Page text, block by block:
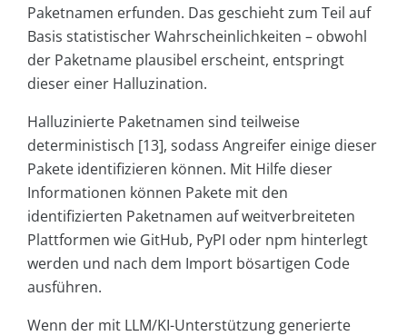
Paketnamen erfunden. Das geschieht zum Teil auf
Basis statistischer Wahrscheinlichkeiten – obwohl
der Paketname plausibel erscheint, entspringt
dieser einer Halluzination.
Halluzinierte Paketnamen sind teilweise
deterministisch [13], sodass Angreifer einige dieser
Pakete identifizieren können. Mit Hilfe dieser
Informationen können Pakete mit den
identifizierten Paketnamen auf weitverbreiteten
Plattformen wie GitHub, PyPI oder npm hinterlegt
werden und nach dem Import bösartigen Code
ausführen.
Wenn der mit LLM/KI-Unterstützung generierte